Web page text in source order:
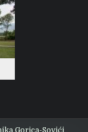
Gorica-Sovići